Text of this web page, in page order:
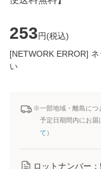
253円(税込)
[NETWORK ERROR]
い
※一部地域・離島につ
予定日期間内にお届
て ）
ロットナンバー：